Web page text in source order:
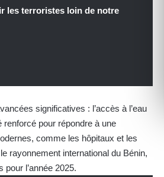
les terroristes loin de notre
significatives : l’accès à l’eau
renforcé pour répondre à une
comme les hôpitaux et les
rayonnement international du Bénin,
l’année 2025.